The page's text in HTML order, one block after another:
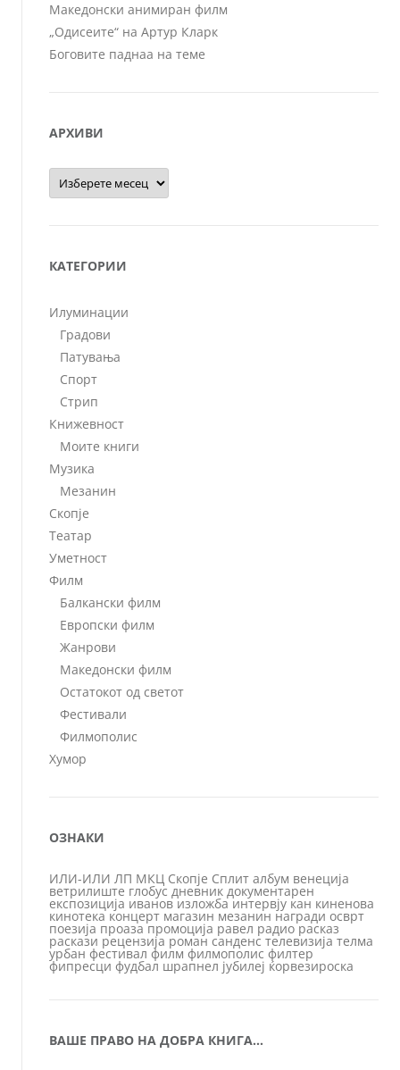
Македонски анимиран филм
„Одисеите“ на Артур Кларк
Боговите паднаа на теме
АРХИВИ
Архиви
КАТЕГОРИИ
Илуминации
Градови
Патувања
Спорт
Стрип
Книжевност
Моите книги
Музика
Мезанин
Скопје
Театар
Уметност
Филм
Балкански филм
Европски филм
Жанрови
Македонски филм
Остатокот од светот
Фестивали
Филмополис
Хумор
ОЗНАКИ
ИЛИ-ИЛИ ЛП МКЦ Скопје Сплит албум венеција
ветрилиште глобус дневник документарен
експозиција иванов изложба интервју кан киненова
кинотека концерт магазин мезанин награди осврт
поезија проаза промоција равел радио расказ
раскази рецензија роман санденс телевизија телма
урбан фестивал филм филмополис филтер
фипресци фудбал шрапнел јубилеј ќорвезироска
ВАШЕ ПРАВО НА ДОБРА КНИГА…